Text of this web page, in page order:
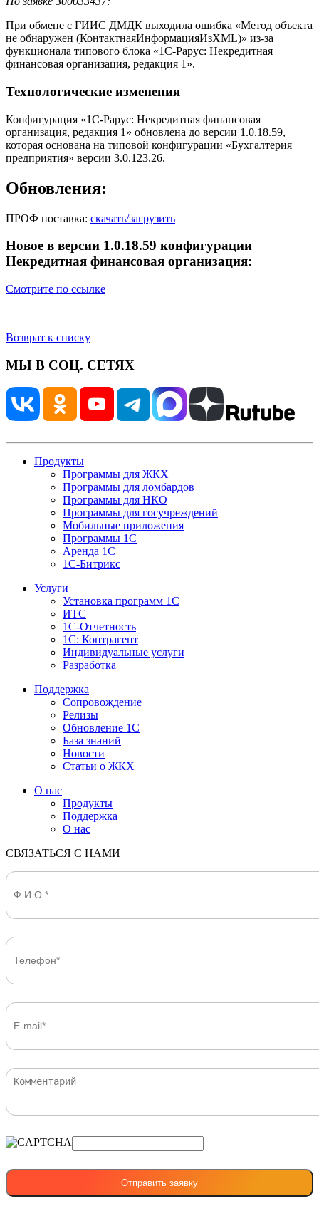
При обмене с ГИИС ДМДК выходила ошибка «Метод объекта
не обнаружен (КонтактнаяИнформацияИзXML)» из-за
функционала типового блока «1С-Рарус: Некредитная
финансовая организация, редакция 1».
Технологические изменения
Конфигурация «1С-Рарус: Некредитная финансовая
организация, редакция 1» обновлена до версии 1.0.18.59,
которая основана на типовой конфигурации «Бухгалтерия
предприятия» версии 3.0.123.26.
Обновления:
ПРОФ поставка: скачать/загрузить
Новое в версии 1.0.18.59 конфигурации
Некредитная финансовая организация:
Смотрите по ссылке
Возврат к списку
МЫ В СОЦ. СЕТЯХ
Продукты
Программы для ЖКХ
Программы для ломбардов
Программы для НКО
Программы для госучреждений
Мобильные приложения
Программы 1С
Аренда 1С
1С-Битрикс
Услуги
Установка программ 1С
ИТС
1С-Отчетность
1С: Контрагент
Индивидуальные услуги
Разработка
Поддержка
Сопровождение
Релизы
Обновление 1С
База знаний
Новости
Статьи о ЖКХ
О нас
Продукты
Поддержка
О нас
СВЯЗАТЬСЯ С НАМИ